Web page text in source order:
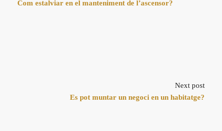
Com estalviar en el manteniment de l’ascensor?
Next post
Es pot muntar un negoci en un habitatge?